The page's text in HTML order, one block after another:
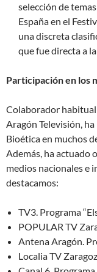
selección de
España en el
una discreta
que fue directa a
Participación en los
Colaborador habitual
Aragón Televisión,
Bioética en muchos
Además, ha actuado
medios nacionales e
destacamos:
TV3. Programa
POPULAR TV
Antena Aragón.
Localia TV